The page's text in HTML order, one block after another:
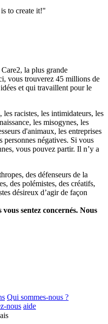
to create it!"
la plus grande
vous trouverez 45 millions de
et qui travaillent pour le
les racistes, les intimidateurs, les
les misogynes, les
d'animaux, les entreprises
personnes négatives. Si vous
vous pouvez partir. Il n’y a
des défenseurs de la
des polémistes, des créatifs,
désireux d’agir de façon
sentez concernés. Nous
Qui sommes-nous ?
nous aide